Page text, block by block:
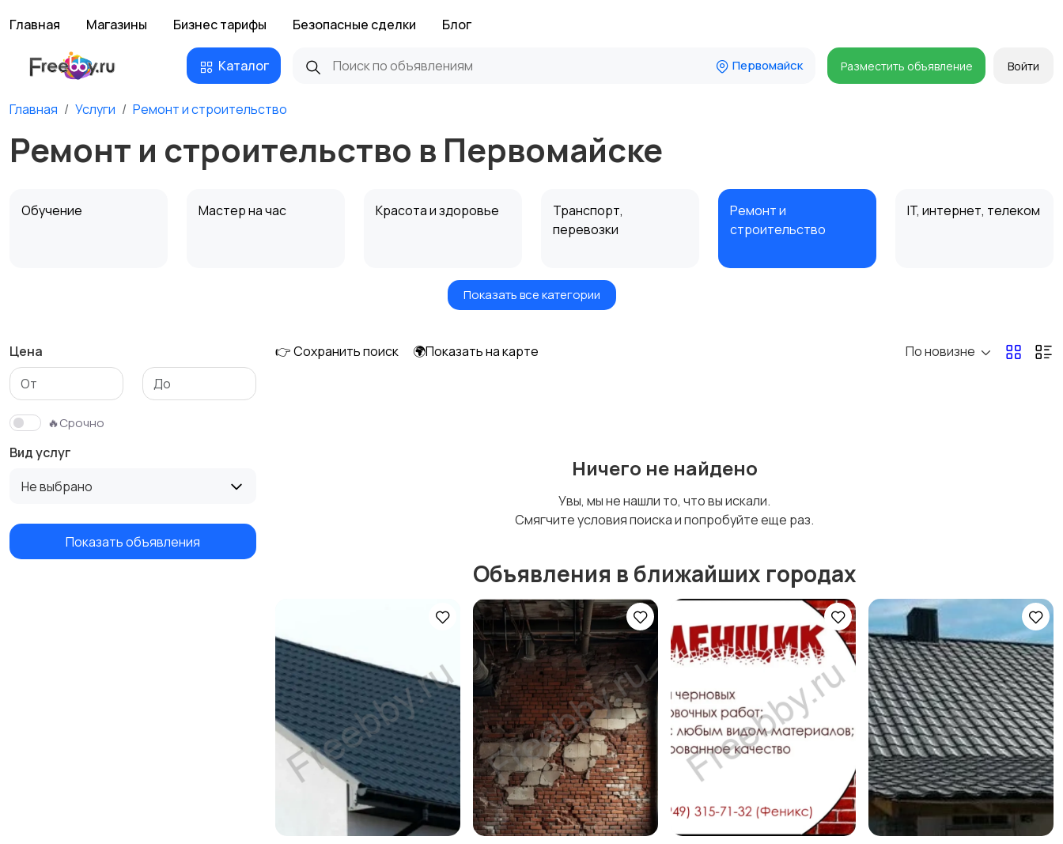
Главная Магазины Бизнес тарифы Безопасные сделки Блог
Каталог Первомайск Разместить объявление Войти
Главная Услуги Ремонт и строительство
Ремонт и строительство в Первомайске
Обучение Мастер на час Красота и здоровье
Транспорт,
перевозки
Ремонт и
строительство
IT, интернет, телеком
Ремонт техники
Изготовление на
заказ
Продукты питания и
Показать все категории
Цена
🔥Срочно
Вид услуг
Не выбрано
Показать объявления
👉 Сохранить поиск 🌍Показать на карте По новизне
Ничего не найдено
Увы, мы не нашли то, что вы искали.
Смягчите условия поиска и попробуйте еще раз.
Объявления в ближайших городах